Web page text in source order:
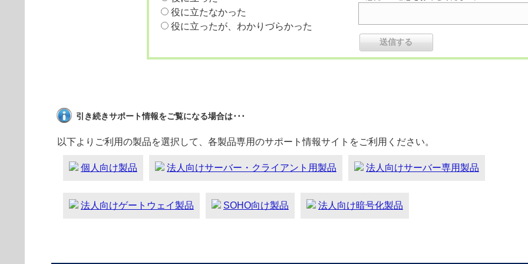
役に立たなかった
役に立ったが、わかりづらかった
引き続きサポート情報をご覧になる場合は･･･
以下よりご利用の製品を選択して、各製品専用のサポート情報サイトをご利用ください。
個人向け製品 法人向けサーバー・クライアント用製品 法人向けサーバー専用製品
法人向けゲートウェイ製品 SOHO向け製品 法人向け暗号化製品